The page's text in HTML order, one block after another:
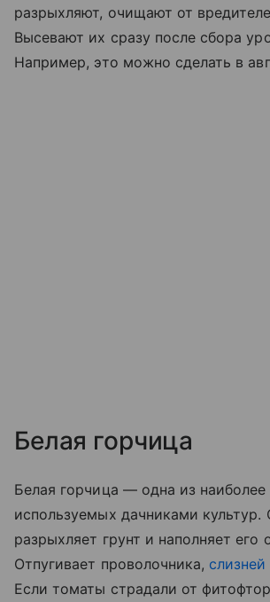
разрыхляют, очищают от
Высевают их сразу после сбора
Например, это можно сделать в
Белая горчица
Белая горчица — одна из наиболее
используемых дачниками культур.
разрыхляет грунт и наполняет его
Отпугивает проволочника, слизней
Если томаты страдали от